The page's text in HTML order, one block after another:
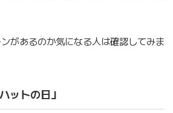
があるのか気になる人は確認してみま
ットの日」